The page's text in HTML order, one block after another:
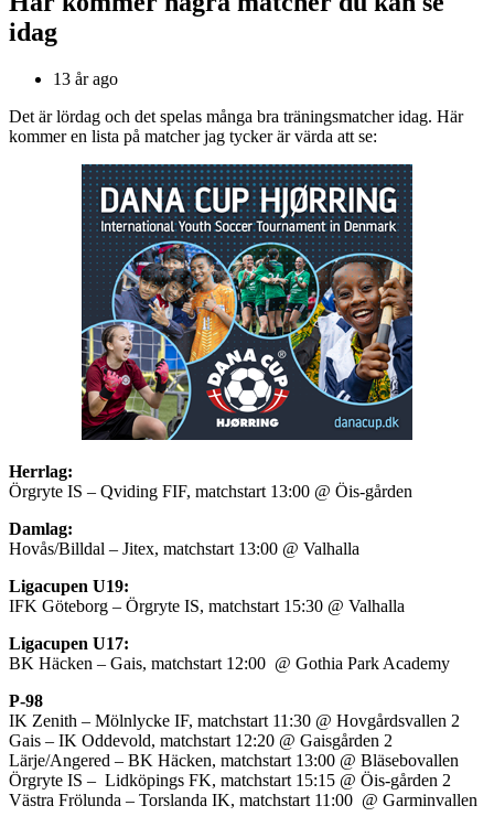
idag
13 år ago
Det är lördag och det spelas många bra träningsmatcher idag. Här
kommer en lista på matcher jag tycker är värda att se:
Herrlag:
Örgryte IS – Qviding FIF, matchstart 13:00 @ Öis-gården
Damlag:
Hovås/Billdal – Jitex, matchstart 13:00 @ Valhalla
Ligacupen U19:
IFK Göteborg – Örgryte IS, matchstart 15:30 @ Valhalla
Ligacupen U17:
BK Häcken – Gais, matchstart 12:00 @ Gothia Park Academy
P-98
IK Zenith – Mölnlycke IF, matchstart 11:30 @ Hovgårdsvallen 2
Gais – IK Oddevold, matchstart 12:20 @ Gaisgården 2
Lärje/Angered – BK Häcken, matchstart 13:00 @ Bläsebovallen
Örgryte IS – Lidköpings FK, matchstart 15:15 @ Öis-gården 2
Västra Frölunda – Torslanda IK, matchstart 11:00 @ Garminvallen